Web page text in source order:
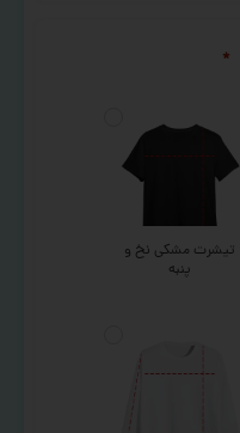
*
تیشرت مشکی نخ و
پنبه